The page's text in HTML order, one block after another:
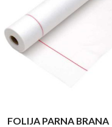
FOLIJA PARNA BRANA